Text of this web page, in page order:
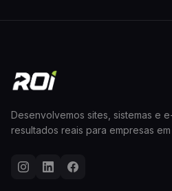
Desenvolvemos sites, sistemas e
resultados reais para empresas